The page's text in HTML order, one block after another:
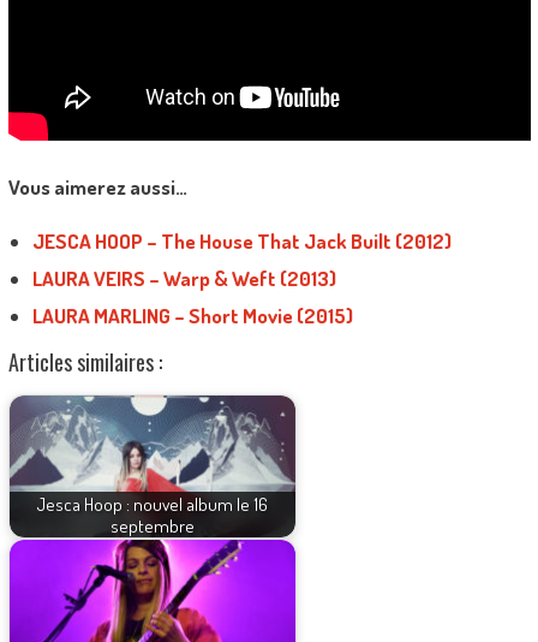
Vous aimerez aussi…
JESCA HOOP – The House That Jack Built (2012)
LAURA VEIRS – Warp & Weft (2013)
LAURA MARLING – Short Movie (2015)
Articles similaires :
Jesca Hoop : nouvel album le 16
septembre